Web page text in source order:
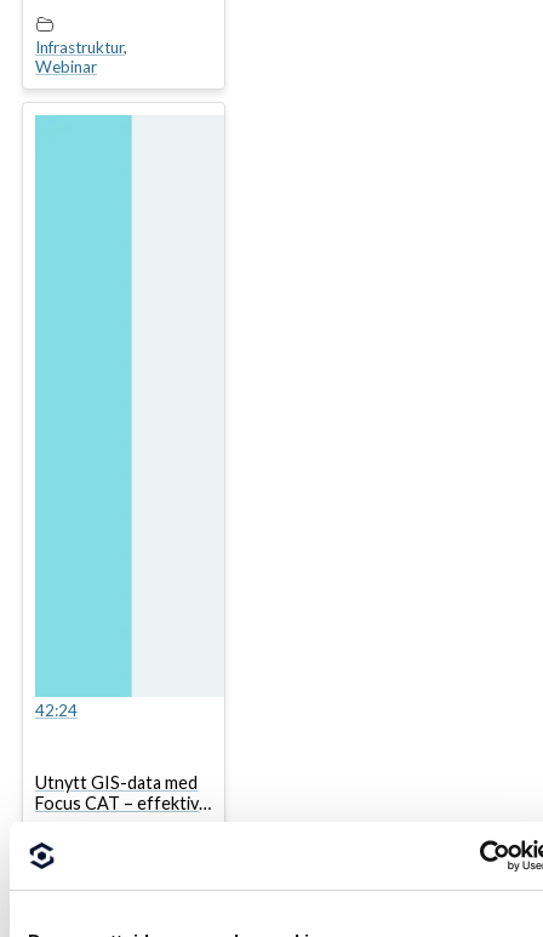
Infrastruktur,
Webinar
42:24
Utnytt GIS-data med
Focus CAT – effektiv
integrasjon av WMS
og WFS
Infrastruktur